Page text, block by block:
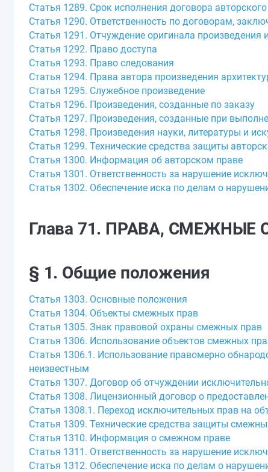
Статья 1289. Срок исполнения договора
Статья 1290. Ответственность по договорам,
Статья 1291. Отчуждение оригинала произведения
Статья 1292. Право доступа
Статья 1293. Право следования
Статья 1294. Права автора произведения
Статья 1295. Служебное произведение
Статья 1296. Произведения, созданные по заказу
Статья 1297. Произведения, созданные при
Статья 1298. Произведения науки, литературы и
Статья 1299. Технические средства защиты
Статья 1300. Информация об авторском праве
Статья 1301. Ответственность за нарушение
Статья 1302. Обеспечение иска по делам о
Глава 71. ПРАВА, СМЕЖНЫЕ
§ 1. Общие положения
Статья 1303. Основные положения
Статья 1304. Объекты смежных прав
Статья 1305. Знак правовой охраны смежных прав
Статья 1306. Использование объектов смежных
Статья 1306.1. Использование правомерно
неизвестным
Статья 1307. Договор об отчуждении
Статья 1308. Лицензионный договор о
Статья 1308.1. Переход исключительных прав на
Статья 1309. Технические средства защиты
Статья 1310. Информация о смежном праве
Статья 1311. Ответственность за нарушение
Статья 1312. Обеспечение иска по делам о